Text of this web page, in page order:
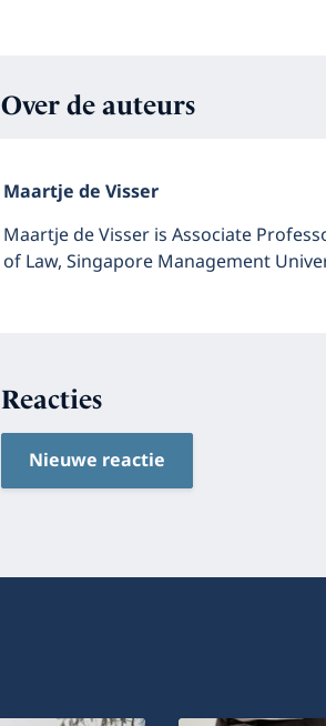
Over de auteurs
Maartje de Visser
Maartje de Visser is Associate
of Law, Singapore Management
Reacties
Nieuwe reactie